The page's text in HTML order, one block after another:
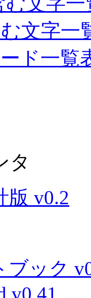
文字一
ド一覧
タ
版 v0.2
ブック
v0.41